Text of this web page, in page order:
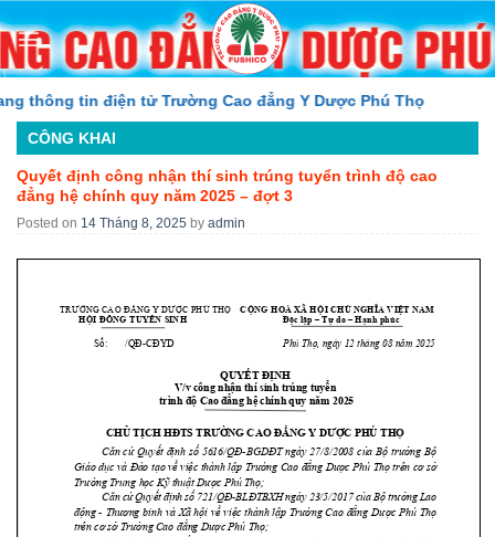
to
content
tin điện tử Trường Cao đẳng Y Dược Phú Thọ
CÔNG KHAI
Quyết định công nhận thí sinh trúng tuyển trình độ cao
đẳng hệ chính quy năm 2025 – đợt 3
Posted on 14 Tháng 8, 2025 by admin